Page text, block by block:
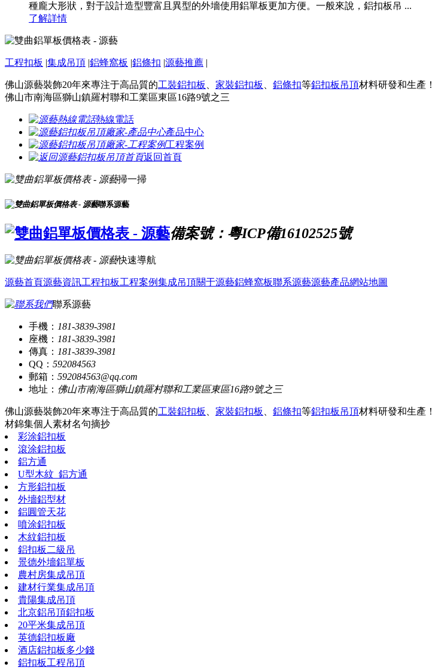
種龐大形狀，對于設計造型豐富且異型的外墻使用鋁單板更加方便。一般來說，鋁扣板吊 ...
了解詳情
工程扣板 |集成吊頂 |鋁蜂窩板 |鋁條扣 |源藝推薦 |
佛山源藝裝飾20年來專注于高品質的工裝鋁扣板 家裝鋁扣板 鋁條扣等鋁扣板吊頂材料研發和生產！
佛山市南海區獅山鎮羅村聯和工業區東區16路9號之三
熱線電話
產品中心
工程案例
返回首頁
掃一掃
聯系源藝
備案號：粵ICP備16102525號
快速導航
源藝首頁源藝資訊工程扣板工程案例集成吊頂關于源藝鋁蜂窩板聯系源藝源藝產品網站地圖
聯系源藝
手機： 181-3839-3981
座機： 181-3839-3981
傳真： 181-3839-3981
QQ： 592084563
郵箱： 592084563@qq.com
地址： 佛山市南海區獅山鎮羅村聯和工業區東區16路9號之三
佛山源藝裝飾20年來專注于高品質的工裝鋁扣板 、 家裝鋁扣板 、 鋁條扣等鋁扣板吊頂材料研發和生產！
材錦集個人素材名句摘抄
彩涂鋁扣板
滾涂鋁扣板
鋁方通
U型木紋_鋁方通
方形鋁扣板
外墻鋁型材
鋁圓管天花
噴涂鋁扣板
木紋鋁扣板
鋁扣板二級吊
景德外墻鋁單板
農村房集成吊頂
建材行業集成吊頂
貴陽集成吊頂
北京鋁吊頂鋁扣板
20平米集成吊頂
英德鋁扣板廠
酒店鋁扣板多少錢
鋁扣板工程吊頂